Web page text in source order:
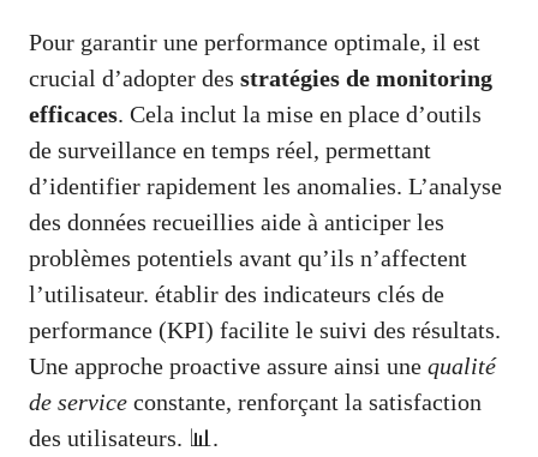
Pour garantir une performance optimale, il est
crucial d’adopter des stratégies de monitoring
efficaces. Cela inclut la mise en place d’outils
de surveillance en temps réel, permettant
d’identifier rapidement les anomalies. L’analyse
des données recueillies aide à anticiper les
problèmes potentiels avant qu’ils n’affectent
l’utilisateur. établir des indicateurs clés de
performance (KPI) facilite le suivi des résultats.
Une approche proactive assure ainsi une qualité
de service constante, renforçant la satisfaction
des utilisateurs. 📊.